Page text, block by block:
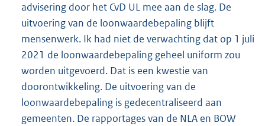
advisering door het CvD UL mee aan de slag. De
uitvoering van de loonwaardebepaling blijft
mensenwerk. Ik had niet de verwachting dat op 1 juli
2021 de loonwaardebepaling geheel uniform zou
worden uitgevoerd. Dat is een kwestie van
doorontwikkeling. De uitvoering van de
loonwaardebepaling is gedecentraliseerd aan
gemeenten. De rapportages van de NLA en BOW